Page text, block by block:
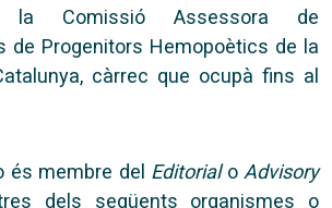
la Comissió Assessora de
de Progenitors Hemopoètics de la
càrrec que ocupà fins al
és membre del Editorialo Advisory
dels següents organismes o